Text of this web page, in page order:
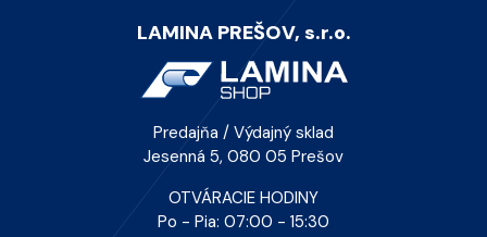
LAMINA PREŠOV, s.r.o.
Predajňa / Výdajný sklad
Jesenná 5, 080 05 Prešov
OTVÁRACIE HODINY
Po - Pia: 07:00 - 15:30